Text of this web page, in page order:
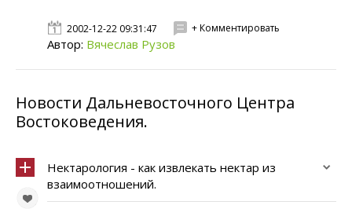
2002-12-22 09:31:47 + Комментировать
Автор: Вячеслав Рузов
Новости Дальневосточного Центра
Востоковедения.
Нектарология - как извлекать нектар из
взаимоотношений.